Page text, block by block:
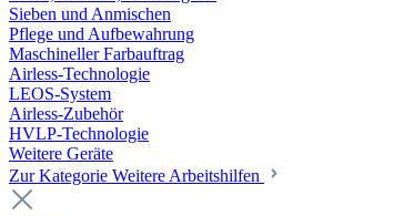
Sieben und Anmischen
Pflege und Aufbewahrung
Maschineller Farbauftrag
Airless-Technologie
LEOS-System
Airless-Zubehör
HVLP-Technologie
Weitere Geräte
Zur Kategorie Weitere Arbeitshilfen